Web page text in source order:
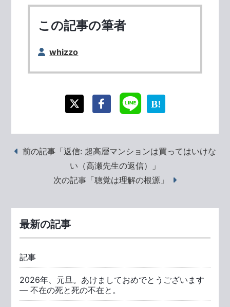
この記事の筆者
whizzo
前の記事「返信: 超高層マンションは買ってはいけな
い（高瀬先生の返信）」
次の記事「聴覚は理解の根源」
最新の記事
記事
2026年、元旦。あけましておめでとうございます
― 不在の死と死の不在と。